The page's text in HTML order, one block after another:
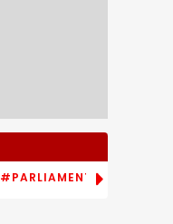
#PARLIAMENT MONSOON